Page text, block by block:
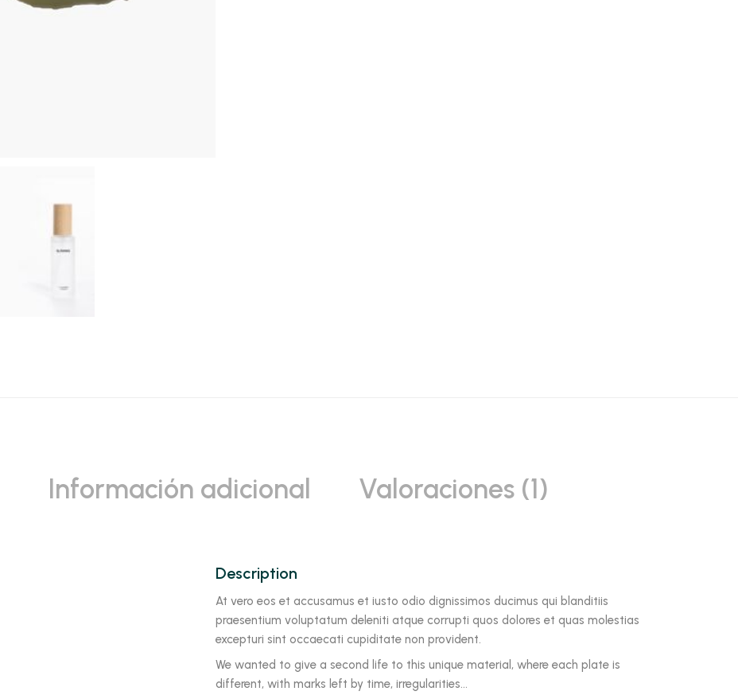
Información adicional Valoraciones (1)
Description
At vero eos et accusamus et iusto odio dignissimos ducimus qui blanditiis
praesentium voluptatum deleniti atque corrupti quos dolores et quas molestias
excepturi sint occaecati cupiditate non provident.
We wanted to give a second life to this unique material, where each plate is
different, with marks left by time, irregularities…